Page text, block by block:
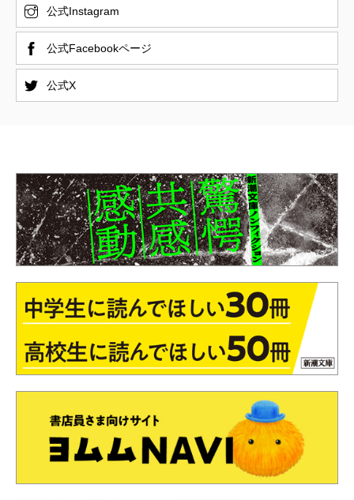
公式Instagram
公式Facebookページ
公式X